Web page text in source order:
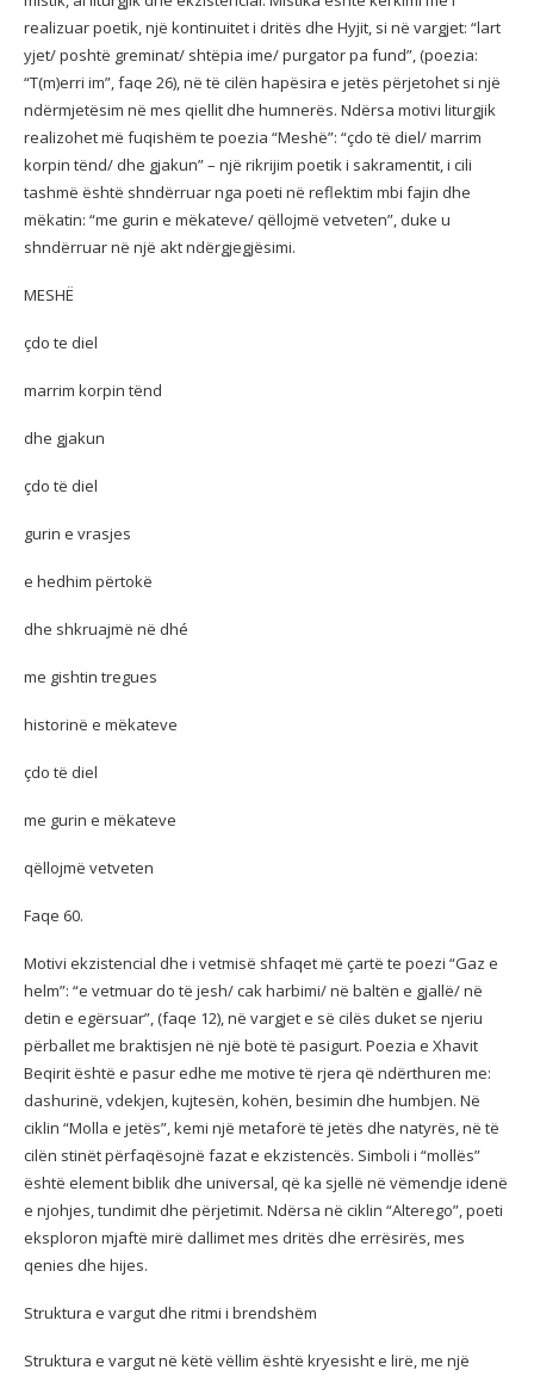
realizuar poetik, një kontinuitet i dritës dhe Hyjit, si në vargjet: “lart
yjet/ poshtë greminat/ shtëpia ime/ purgator pa fund”, (poezia:
“T(m)erri im”, faqe 26), në të cilën hapësira e jetës përjetohet si një
ndërmjetësim në mes qiellit dhe humnerës. Ndërsa motivi liturgjik
realizohet më fuqishëm te poezia “Meshë”: “çdo të diel/ marrim
korpin tënd/ dhe gjakun” – një rikrijim poetik i sakramentit, i cili
tashmë është shndërruar nga poeti në reflektim mbi fajin dhe
mëkatin: “me gurin e mëkateve/ qëllojmë vetveten”, duke u
shndërruar në një akt ndërgjegjësimi.
MESHË
çdo te diel
marrim korpin tënd
dhe gjakun
çdo të diel
gurin e vrasjes
e hedhim përtokë
dhe shkruajmë në dhé
me gishtin tregues
historinë e mëkateve
çdo të diel
me gurin e mëkateve
qëllojmë vetveten
Faqe 60.
Motivi ekzistencial dhe i vetmisë shfaqet më çartë te poezi “Gaz e
helm”: “e vetmuar do të jesh/ cak harbimi/ në baltën e gjallë/ në
detin e egërsuar”, (faqe 12), në vargjet e së cilës duket se njeriu
përballet me braktisjen në një botë të pasigurt. Poezia e Xhavit
Beqirit është e pasur edhe me motive të rjera që ndërthuren me:
dashurinë, vdekjen, kujtesën, kohën, besimin dhe humbjen. Në
ciklin “Molla e jetës”, kemi një metaforë të jetës dhe natyrës, në të
cilën stinët përfaqësojnë fazat e ekzistencës. Simboli i “mollës”
është element biblik dhe universal, që ka sjellë në vëmendje idenë
e njohjes, tundimit dhe përjetimit. Ndërsa në ciklin “Alterego”, poeti
eksploron mjaftë mirë dallimet mes dritës dhe errësirës, mes
qenies dhe hijes.
Struktura e vargut dhe ritmi i brendshëm
Struktura e vargut në këtë vëllim është kryesisht e lirë, me një